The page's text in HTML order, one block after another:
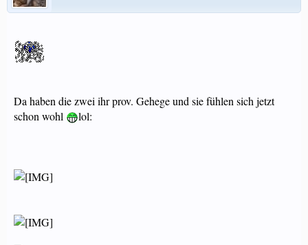
Da haben die zwei ihr prov. Gehege und sie fühlen sich jetzt
schon wohl
lol: